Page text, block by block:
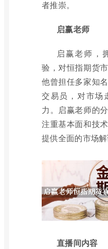
者推崇。
启赢老师
启赢老师，
验，对恒指期货
他曾担任多家知
交易员，对市场
力。启赢老师的
注重基本面和技
提供全面的市场解
直播间内容